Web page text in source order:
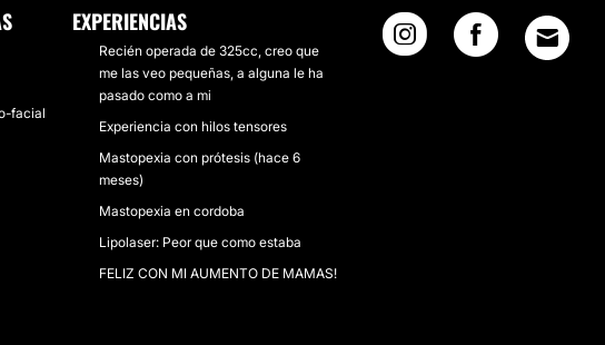
facial
EXPERIENCIAS
Recién operada de 325cc, creo que
me las veo pequeñas, a alguna le ha
pasado como a mi
Experiencia con hilos tensores
Mastopexia con prótesis (hace 6
meses)
Mastopexia en cordoba
Lipolaser: Peor que como estaba
FELIZ CON MI AUMENTO DE MAMAS!